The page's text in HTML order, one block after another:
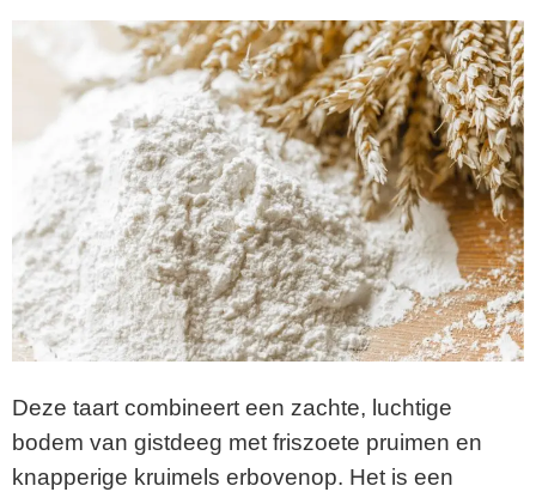
Deze taart combineert een zachte, luchtige
bodem van gistdeeg met friszoete pruimen en
knapperige kruimels erbovenop. Het is een